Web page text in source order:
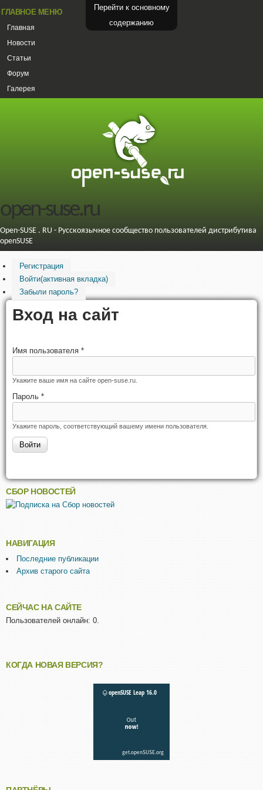
Перейти к основному
содержанию
ГЛАВНОЕ МЕНЮ
Главная
Новости
Статьи
Форум
Галерея
open-suse.ru
Open-SUSE . RU - Русскоязычное сообщество пользователей дистрибутива
openSUSE
Регистрация
Войти(активная вкладка)
Забыли пароль?
Вход на сайт
Имя пользователя *
Укажите ваше имя на сайте open-suse.ru.
Пароль *
Укажите пароль, соответствующий вашему имени пользователя.
СБОР НОВОСТЕЙ
НАВИГАЦИЯ
Последние публикации
Архив старого сайта
СЕЙЧАС НА САЙТЕ
Пользователей онлайн: 0.
КОГДА НОВАЯ ВЕРСИЯ?